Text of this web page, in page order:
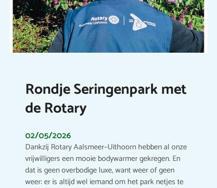
Rondje Seringenpark met
de Rotary
02/05/2026
Dankzij Rotary Aalsmeer–Uithoorn hebben al onze
vrijwilligers een mooie bodywarmer gekregen. En
dat is geen overbodige luxe, want weer of geen
weer: er is altijd wel iemand om het park netjes te